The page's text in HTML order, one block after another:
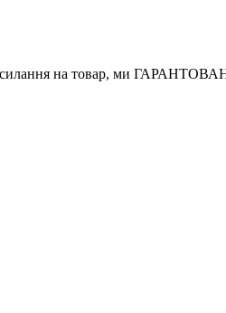
на товар, ми